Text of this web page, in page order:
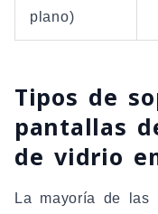
plano)
Tipos de
pantallas
de vidrio
La mayoría de